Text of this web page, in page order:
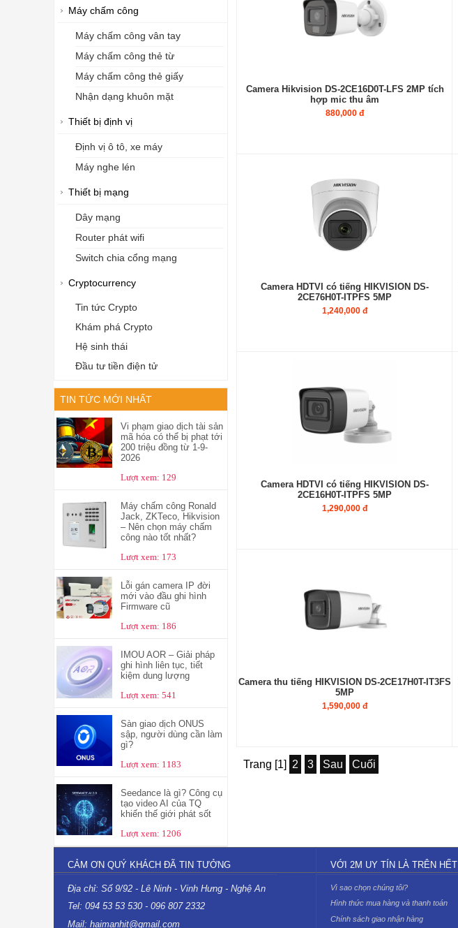
Máy chấm công
Máy chấm công vân tay
Máy chấm công thẻ từ
Máy chấm công thẻ giấy
Nhận dạng khuôn mặt
Thiết bị định vị
Định vị ô tô, xe máy
Máy nghe lén
Thiết bị mạng
Dây mạng
Router phát wifi
Switch chia cổng mạng
Cryptocurrency
Tin tức Crypto
Khám phá Crypto
Hệ sinh thái
Đầu tư tiền điện tử
TIN TỨC MỚI NHẤT
Vi phạm giao dịch tài sản
mã hóa có thể bị phạt tới
200 triệu đồng từ 1-9-
2026
Lượt xem: 129
Máy chấm công Ronald
Jack, ZKTeco, Hikvision
– Nên chọn máy chấm
công nào tốt nhất?
Lượt xem: 173
Lỗi gán camera IP đời
mới vào đầu ghi hình
Firmware cũ
Lượt xem: 186
IMOU AOR – Giải pháp
ghi hình liên tục, tiết
kiệm dung lượng
Lượt xem: 541
Sàn giao dịch ONUS
sập, người dùng cần làm
gì?
Lượt xem: 1183
Seedance là gì? Công cụ
tạo video AI của TQ
khiến thế giới phát sốt
Lượt xem: 1206
Camera Hikvision DS-2CE16D0T-LFS 2MP tích
hợp mic thu âm
880,000 đ
Camera HDTVI có tiếng HIKVISION DS-
2CE76H0T-ITPFS 5MP
1,240,000 đ
Camera HDTVI có tiếng HIKVISION DS-
2CE16H0T-ITPFS 5MP
1,290,000 đ
Camera thu tiếng HIKVISION DS-2CE17H0T-IT3FS
5MP
1,590,000 đ
Trang [1] 2 3 Sau Cuối
CẢM ƠN QUÝ KHÁCH ĐÃ TIN TƯỞNG
Địa chỉ: Số 9/92 - Lê Ninh - Vinh Hưng - Nghệ An
Tel: 094 53 53 530 - 096 807 2332
Mail: haimanhit@gmail.com
VỚI 2M UY TÍN LÀ TRÊN HẾT
Vì sao chọn chúng tôi?
Hình thức mua hàng và thanh toán
Chính sách giao nhận hàng